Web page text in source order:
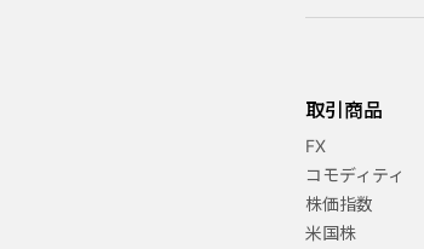
取引商品
FX
コモディティ
株価指数
米国株